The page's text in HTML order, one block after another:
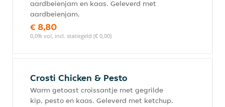
aardbeienjam en kaas. Geleverd met
aardbeienjam.
€ 8,80
0,0% vol, incl. statiegeld (€ 0,00)
Crosti Chicken & Pesto
Warm getoast croissantje met gegrilde
kip, pesto en kaas. Geleverd met ketchup.